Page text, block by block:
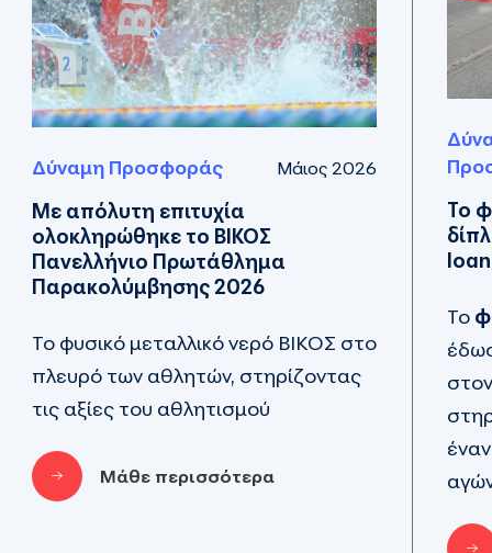
Δύναμη Προσφοράς Μάιος 2026
Με απόλυτη επιτυχία
ολοκληρώθηκε το ΒΙΚΟΣ
Πανελλήνιο Πρωτάθλημα
Παρακολύμβησης 2026
Το φυσικό μεταλλικό νερό ΒΙΚΟΣ στο
πλευρό των αθλητών, στηρίζοντας
τις αξίες του αθλητισμού
Μάθε περισσότερα
Το
Το